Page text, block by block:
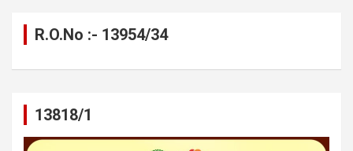
R.O.No :- 13954/34
13818/1